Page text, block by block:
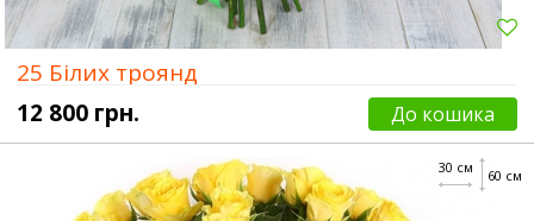
25 Білих троянд
12 800 грн.
До кошика
60 см
30 см